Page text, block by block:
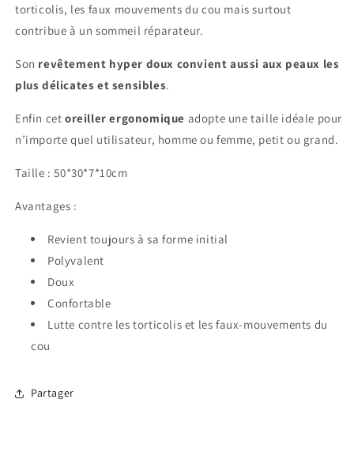
torticolis, les faux mouvements du cou mais surtout
contribue à un sommeil réparateur.
Son revêtement hyper doux convient aussi aux peaux les
plus délicates et sensibles.
Enfin cet oreiller ergonomique adopte une taille idéale pour
n’importe quel utilisateur, homme ou femme, petit ou grand.
Taille : 50*30*7*10cm
Avantages :
Revient toujours à sa forme initial
Polyvalent
Doux
Confortable
Lutte contre les torticolis et les faux-mouvements du
cou
Partager